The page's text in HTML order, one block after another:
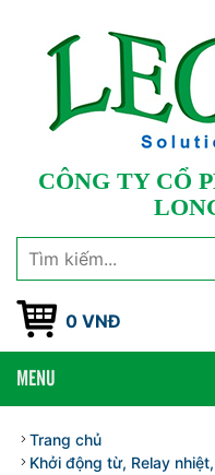
CÔNG TY CỔ
0 VNĐ
MENU
Trang chủ
Khởi động từ, Relay